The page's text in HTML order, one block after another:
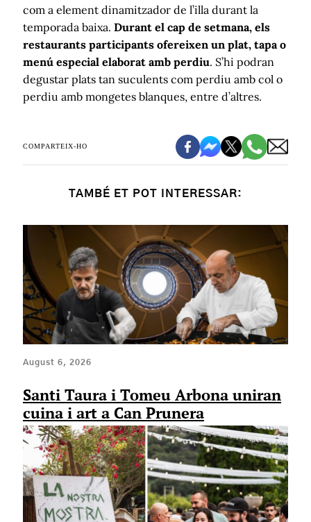
com a element dinamitzador de l’illa durant la
temporada baixa. Durant el cap de setmana, els
restaurants participants ofereixen un plat, tapa o
menú especial elaborat amb perdiu. S’hi podran
degustar plats tan suculents com perdiu amb col o
perdiu amb mongetes blanques, entre d’altres.
COMPARTEIX-HO
TAMBÉ ET POT INTERESSAR:
August 6, 2026
Santi Taura i Tomeu Arbona uniran
cuina i art a Can Prunera